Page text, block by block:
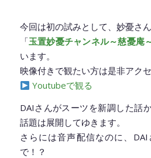
今回は初の試みとして、妙憂さ
「玉置妙憂チャンネル～慈憂庵
います。
映像付きで観たい方は是非アク
Youtubeで観る
DAIさんがスーツを新調した話
話題は展開してゆきます。
さらには音声配信なのに、
で！？